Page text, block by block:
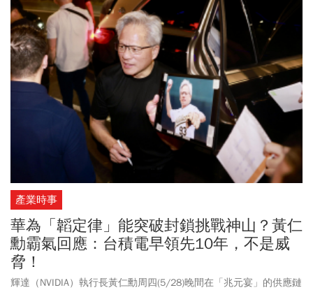
將全面蛻變，從手機為核心業務，轉型為多元成長引擎驅動的AI晶片
公司。」
產業時事
華為「韜定律」能突破封鎖挑戰神山？黃仁
勳霸氣回應：台積電早領先10年，不是威
脅！
輝達（NVIDIA）執行長黃仁勳周四(5/28)晚間在「兆元宴」的供應鏈